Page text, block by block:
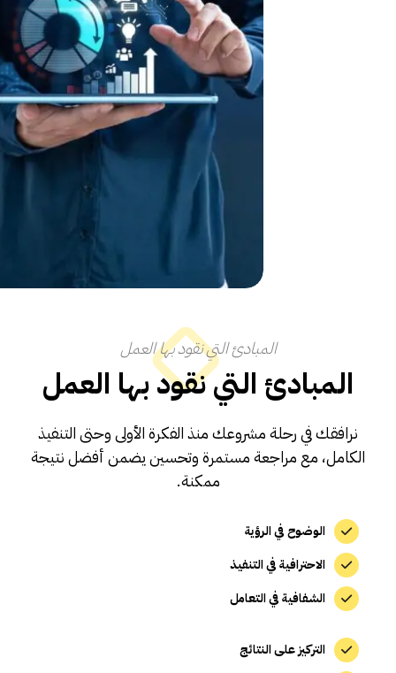
المبادئ التي نقود بها العمل
المبادئ التي نقود بها العمل
نرافقك في رحلة مشروعك منذ الفكرة الأولى وحتى التنفيذ
الكامل، مع مراجعة مستمرة وتحسين يضمن أفضل نتيجة
ممكنة.
الوضوح في الرؤية
الاحترافية في التنفيذ
الشفافية في التعامل
التركيز على النتائج